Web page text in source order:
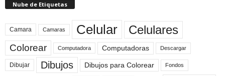
Nube de Etiquetas
Camara Camaras Celular Celulares
Colorear Computadora Computadoras Descargar
Dibujar Dibujos Dibujos para Colorear Fondos